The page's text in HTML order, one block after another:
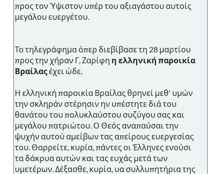
προς τον Ύψιστον υπέρ του αξιαγάστου αυτοίς
μεγάλου ευεργέτου.
Το τηλεγράφημα όπερ διεβίβασε τη 28 μαρτίου
προς την χήραν Γ, Ζαρίφη η ελληνική παροικία
Βραίλαςέχει ώδε,
Η ελληνική παροικία Βραίλας θρηνεί μεθ' υμών
την σκληράν στέρησιν ην υπέστητε διά του
θανάτου του πολυκλαύστου συζύγου σας και
μεγάλου πατριώτου. Ο Θεός αναπαύσαι την
ψυχήν αυτού αμείβων τας απείρους ευεργεσίας
του. Θαρρείτε, κυρία, πάντες οι Έλληνες ενούσι
τα δάκρυα αυτών και τας ευχάς μετά των
υμετέρων. Δέξασθε, κυρία, υα συλλυπητήρια της